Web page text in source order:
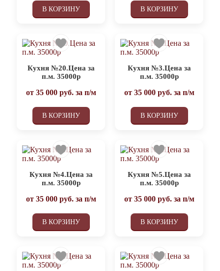
В КОРЗИНУ В КОРЗИНУ
Кухня №20.Цена за
п.м. 35000р
от 35 000руб. за п/м
В КОРЗИНУ
Кухня №3.Цена за
п.м. 35000р
от 35 000руб. за п/м
В КОРЗИНУ
Кухня №4.Цена за
п.м. 35000р
от 35 000руб. за п/м
В КОРЗИНУ
Кухня №5.Цена за
п.м. 35000р
от 35 000руб. за п/м
В КОРЗИНУ